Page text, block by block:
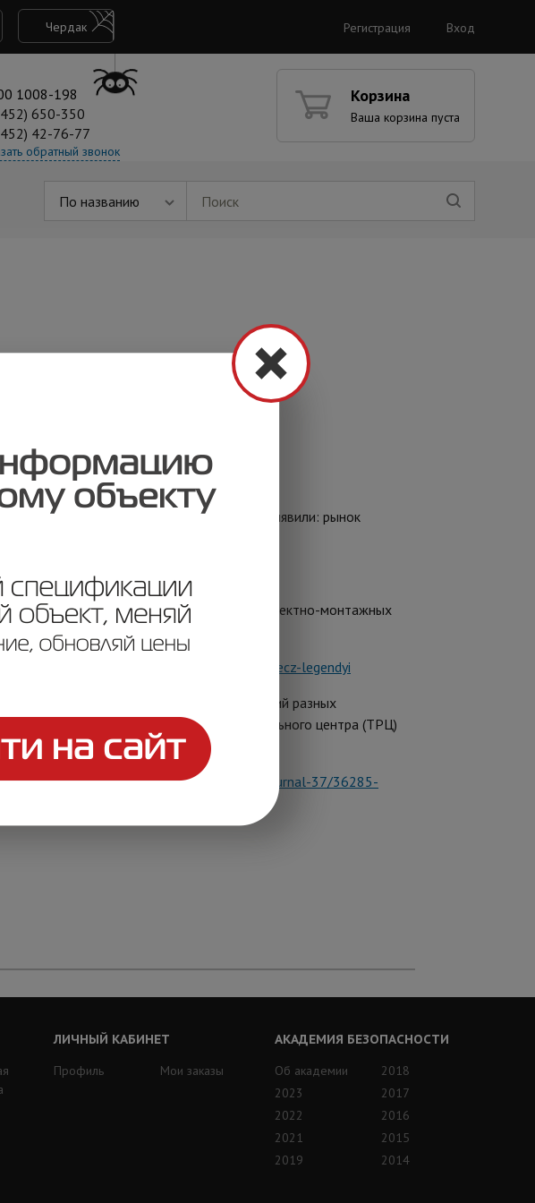
Чердак Регистрация Вход
1008-198
650-350
42-76-77
обратный звонок
Корзина
Ваша корзина пуста
По названию
противопожарных систем, в результате выявили: рынок
было опрошено 298 представителей проектно-монтажных
37/36286-radiokanalnyie-sistemyi-konecz-legendyi
проводных систем пожарной сигнализаций разных
поликлиники и торгово-развлекательного центра (ТРЦ)
«RUБЕЖ» по ссылке:https://ru-bezh.ru/journal-37/36285-
ЛИЧНЫЙ КАБИНЕТ
Профиль
Мои заказы
АКАДЕМИЯ БЕЗОПАСНОСТИ
Об академии
2023
2022
2021
2019
2018
2017
2016
2015
2014